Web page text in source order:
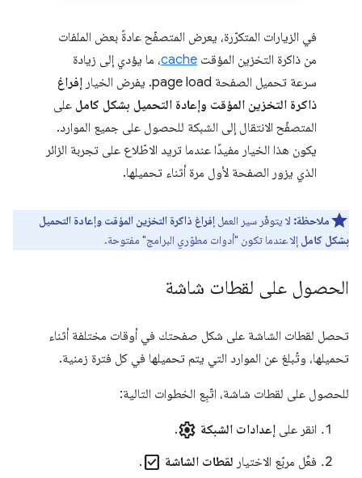
في الزيارات المتكرّرة، يعرض المتصفّح عادةً بعض الملفات
من ذاكرة التخزين المؤقت cache، ما يؤدي إلى زيادة
سرعة تحميل الصفحة page load. يفرض الخيار
إفراغ
ذاكرة التخزين المؤقت وإعادة التحميل بشكل كامل على
المتصفّح الانتقال إلى الشبكة للحصول على جميع الموارد.
يكون هذا الخيار مفيدًا عندما تريد الاطّلاع على تجربة الزائر
الذي يزور الصفحة لأول مرة أثناء تحميلها.
ملاحظة: لا يتوفّر سير العمل إفراغ ذاكرة التخزين المؤقت وإعادة التحميل
بشكل كامل إلا عندما تكون "أدوات مطوّري البرامج" مفتوحة.
الحصول على لقطات شاشة
تحصل لقطات الشاشة على شكل صفحتك في أوقات مختلفة أثناء
تحميلها، وتُبلغ عن الموارد التي يتم تحميلها في كل فترة زمنية.
للحصول على لقطات شاشة، اتّبِع الخطوات التالية:
انقر على إعدادات الشبكة settings
.
فعِّل مربّع الاختيار لقطات الشاشة check_box
.